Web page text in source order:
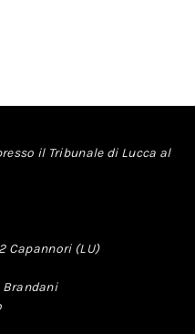
il Tribunale di Lucca al
Capannori (LU)
Brandani